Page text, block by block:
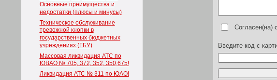
Основные преимущества и
недостатки (плюсы и минусы)
Техническое обслуживание
тревожной кнопки в
государственных бюджетных
учреждениях (ГБУ)
Массовая ликвидация АТС по
ЮВАО № 705, 372, 352, 350,675!
Ликвидация АТС № 311 по ЮАО!
Согласен(на) с
Введите код с